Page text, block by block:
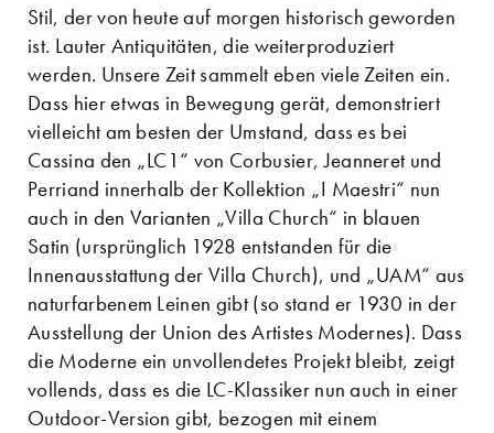
Stil, der von heute auf morgen historisch geworden
ist. Lauter Antiquitäten, die weiterproduziert
werden. Unsere Zeit sammelt eben viele Zeiten ein.
Dass hier etwas in Bewegung gerät, demonstriert
vielleicht am besten der Umstand, dass es bei
Cassina den „LC1“ von Corbusier, Jeanneret und
Perriand innerhalb der Kollektion „I Maestri“ nun
auch in den Varianten „Villa Church“ in blauen
Satin (ursprünglich 1928 entstanden für die
Innenausstattung der Villa Church), und „UAM“ aus
naturfarbenem Leinen gibt (so stand er 1930 in der
Ausstellung der Union des Artistes Modernes). Dass
die Moderne ein unvollendetes Projekt bleibt, zeigt
vollends, dass es die LC-Klassiker nun auch in einer
Outdoor-Version gibt, bezogen mit einem